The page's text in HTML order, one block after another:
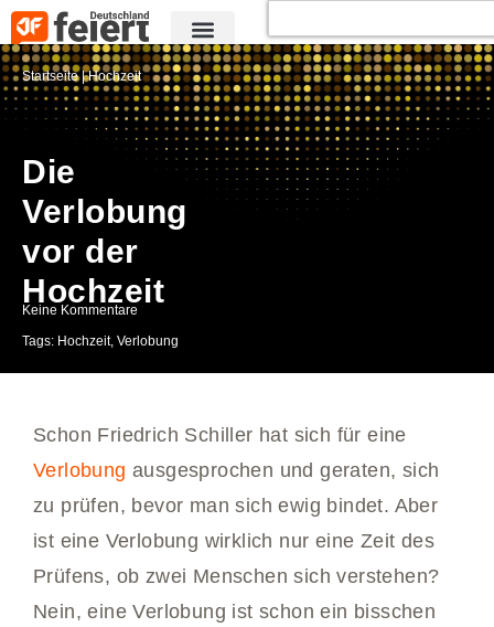
Startseite|Hochzeit
Die
Verlobung
vor der
Hochzeit
Keine Kommentare
Tags: Hochzeit, Verlobung
Schon Friedrich Schiller hat sich für eine
Verlobung ausgesprochen und geraten, sich
zu prüfen, bevor man sich ewig bindet. Aber
ist eine Verlobung wirklich nur eine Zeit des
Prüfens, ob zwei Menschen sich verstehen?
Nein, eine Verlobung ist schon ein bisschen